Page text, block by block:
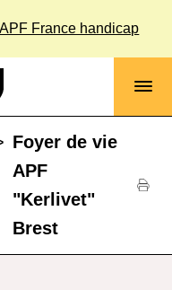
APF France handicap
Foyer de vie
APF
"Kerlivet"
Brest